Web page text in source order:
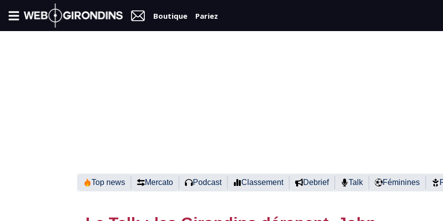
Boutique Pariez
Top news Mercato Podcast Classement Debrief Talk Féminines